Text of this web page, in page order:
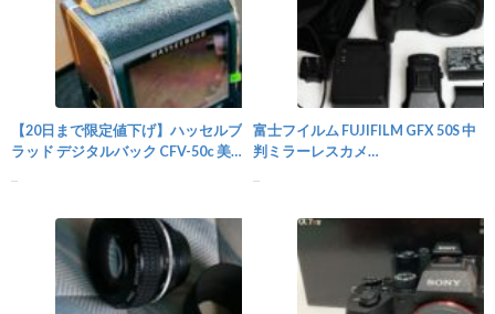
【20日まで限定値下げ】ハッセルブ
ラッド デジタルバック CFV-50c 美
富士フイルム FUJIFILM GFX 50S 中
判ミラーレスカメ